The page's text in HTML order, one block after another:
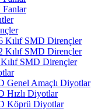
Fanlar
Kılıf SMD Dirençler
Kılıf SMD Dirençler
SMD Dirençler
Genel Amaçlı Diyotlar
Hızlı Diyotlar
Köprü Diyotlar